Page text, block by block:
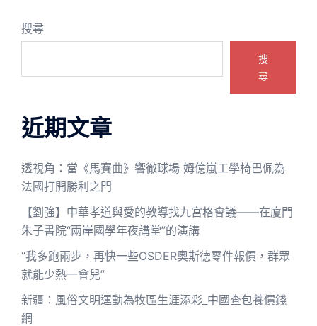
搜尋
搜
尋
近期文章
透視角：當《馬賽曲》響徹球場 姆億嵐工學椅巴佩為
法國打開勝利之門
【劉強】中華孝道與愛的教導找九宮格會議——在廈門
朱子書院“兩岸國學年夜講堂”的演講
“我多跑兩步，再快一些OSDER奧斯德零件報價，群眾
就能少熱一會兒”
新疆：風俗文明運動為牧區生涯添彩_中國查包養價錢
網